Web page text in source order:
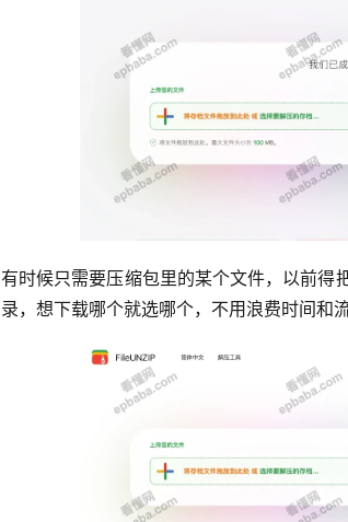
有时候只需要压缩包里的某个文件，以前得
录，想下载哪个就选哪个，不用浪费时间和